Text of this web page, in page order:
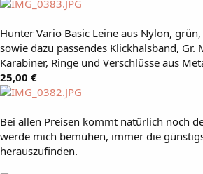
Hunter Vario Basic Leine aus Nylon,
sowie dazu passendes Klickhalsband, Gr.
Karabiner, Ringe und Verschlüsse aus
25,00 €
Bei allen Preisen kommt natürlich noch
werde mich bemühen, immer die
herauszufinden.